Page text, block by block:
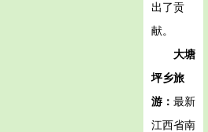
出了贡
献。
大塘
坪乡旅
游： 最新
江西省南